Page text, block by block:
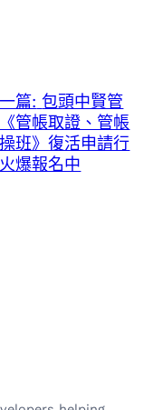
篇: 包頭中賢管
管帳取證、管帳
班》復活申請行
爆報名中